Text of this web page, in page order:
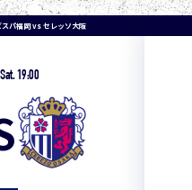
パ福岡 vs セレッソ大阪
Sat. 19:00